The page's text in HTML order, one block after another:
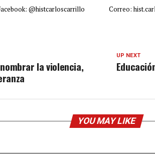
@histcarloscarrillo Correo:
UP NEXT
la violencia,
YOU MAY LIKE